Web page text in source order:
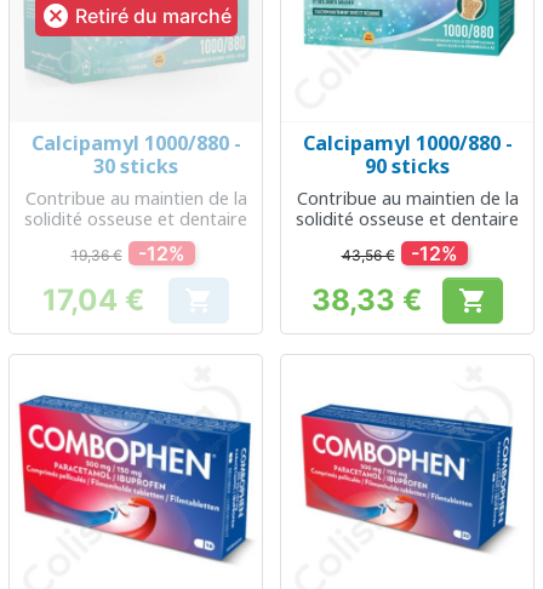
 Retiré du marché
Calcipamyl 1000/880 -
30 sticks
Contribue au maintien de la
solidité osseuse et dentaire
19,36 € -12%
Prix
17,04 € 
Calcipamyl 1000/880 -
90 sticks
Contribue au maintien de la
solidité osseuse et dentaire
43,56 € -12%
Prix
38,33 € 